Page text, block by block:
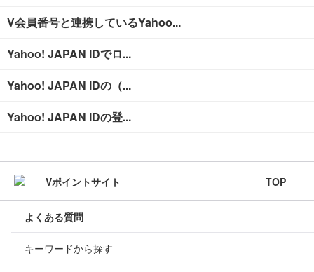
V会員番号と連携しているYahoo...
Yahoo! JAPAN IDでロ...
Yahoo! JAPAN IDの（...
Yahoo! JAPAN IDの登...
TOP
よくある質問
キーワードから探す